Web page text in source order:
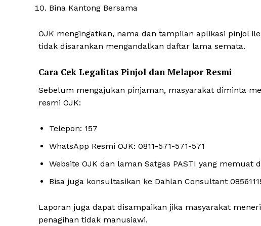
Bina Kantong Bersama
OJK mengingatkan, nama dan tampilan aplikasi pinjol
tidak disarankan mengandalkan daftar lama semata.
Cara Cek Legalitas Pinjol dan Melapor Resmi
Sebelum mengajukan pinjaman, masyarakat diminta
resmi OJK:
Telepon: 157
WhatsApp Resmi OJK: 0811-571-571-571
Website OJK dan laman Satgas PASTI yang memuat
Bisa juga konsultasikan ke Dahlan Consultant
Laporan juga dapat disampaikan jika masyarakat
penagihan tidak manusiawi.